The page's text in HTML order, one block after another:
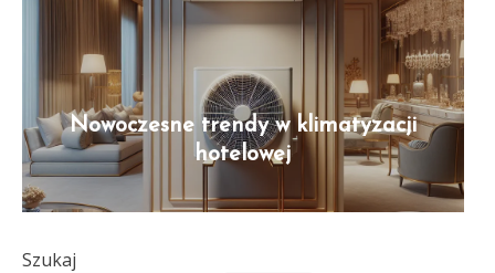
Nowoczesne trendy w klimatyzacji
hotelowej
Szukaj